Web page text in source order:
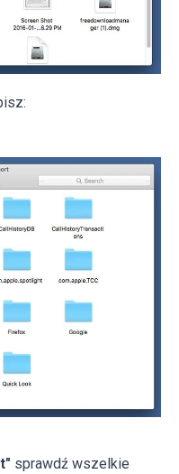
sprawdź wszelkie